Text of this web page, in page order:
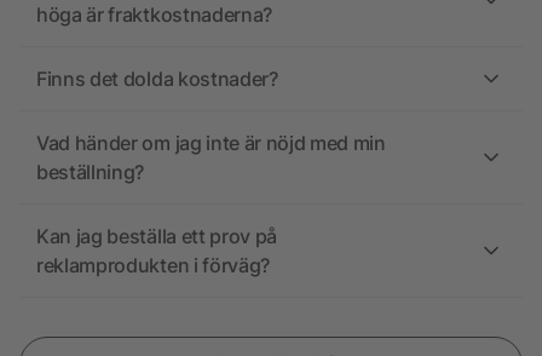
höga är fraktkostnaderna?
Finns det dolda kostnader?
Vad händer om jag inte är nöjd med min
beställning?
Kan jag beställa ett prov på
reklamprodukten i förväg?